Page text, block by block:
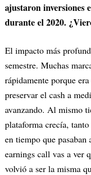
ajustaron inversiones
durante el 2020.
El impacto más
semestre. Muchas
rápidamente porque
preservar el cash a
avanzando. Al mismo
plataforma crecía,
en tiempo que
earnings call vas a ver
volvió a ser la misma